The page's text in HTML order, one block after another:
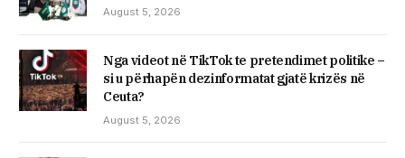
August 5, 2026
Nga videot në TikTok te pretendimet politike –
si u përhapën dezinformatat gjatë krizës në
Ceuta?
August 5, 2026